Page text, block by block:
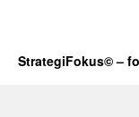
StrategiFokus© –